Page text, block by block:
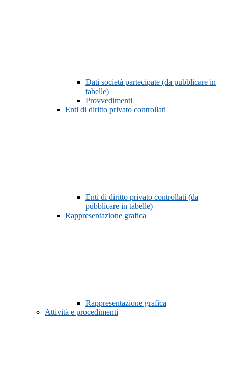
Dati società partecipate (da pubblicare in
tabelle)
Provvedimenti
Enti di diritto privato controllati
Enti di diritto privato controllati (da
pubblicare in tabelle)
Rappresentazione grafica
Rappresentazione grafica
Attività e procedimenti